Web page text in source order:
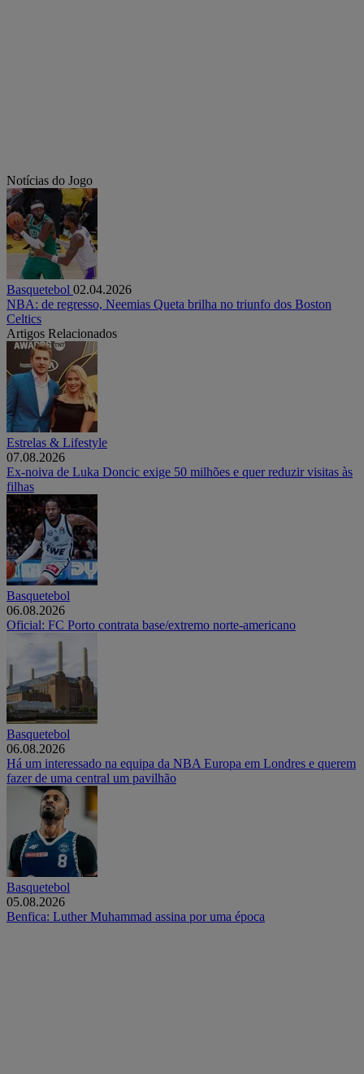
Notícias do Jogo
Basquetebol 02.04.2026
NBA: de regresso, Neemias Queta brilha no triunfo dos Boston
Celtics
Artigos Relacionados
Estrelas & Lifestyle
07.08.2026
Ex-noiva de Luka Doncic exige 50 milhões e quer reduzir visitas às
filhas
Basquetebol
06.08.2026
Oficial: FC Porto contrata base/extremo norte-americano
Basquetebol
06.08.2026
Há um interessado na equipa da NBA Europa em Londres e querem
fazer de uma central um pavilhão
Basquetebol
05.08.2026
Benfica: Luther Muhammad assina por uma época